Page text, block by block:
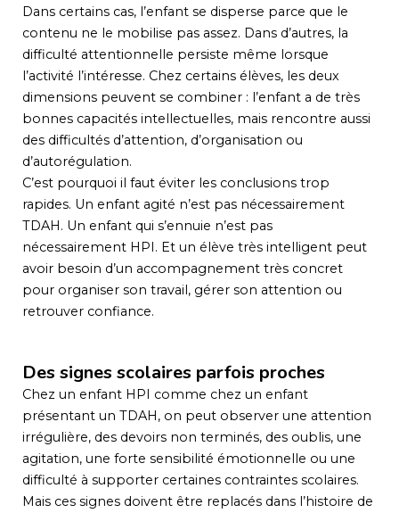
Dans certains cas, l’enfant se disperse parce que le
contenu ne le mobilise pas assez. Dans d’autres, la
difficulté attentionnelle persiste même lorsque
l’activité l’intéresse. Chez certains élèves, les deux
dimensions peuvent se combiner : l’enfant a de très
bonnes capacités intellectuelles, mais rencontre aussi
des difficultés d’attention, d’organisation ou
d’autorégulation.
C’est pourquoi il faut éviter les conclusions trop
rapides. Un enfant agité n’est pas nécessairement
TDAH. Un enfant qui s’ennuie n’est pas
nécessairement HPI. Et un élève très intelligent peut
avoir besoin d’un accompagnement très concret
pour organiser son travail, gérer son attention ou
retrouver confiance.
Des signes scolaires parfois proches
Chez un enfant HPI comme chez un enfant
présentant un TDAH, on peut observer une attention
irrégulière, des devoirs non terminés, des oublis, une
agitation, une forte sensibilité émotionnelle ou une
difficulté à supporter certaines contraintes scolaires.
Mais ces signes doivent être replacés dans l’histoire de